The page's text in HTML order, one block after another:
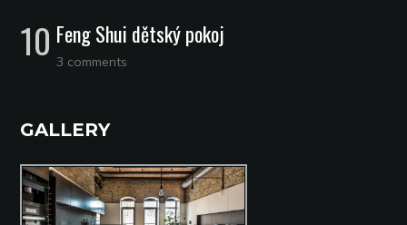
Feng Shui dětský pokoj
3 comments
GALLERY